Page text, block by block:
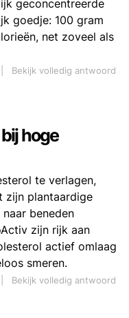
geconcentreerde
goedje: 100 gram
net zoveel als
Bekijk volledig antwoord
hoge
te verlagen,
zijn plantaardige
beneden
zijn rijk aan
actief omlaag
smeren.
Bekijk volledig antwoord